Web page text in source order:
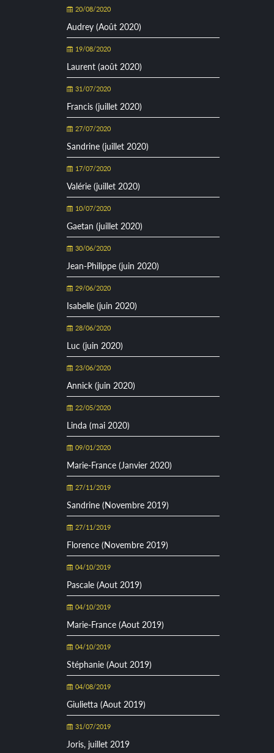
20/08/2020
Audrey (Août 2020)
19/08/2020
Laurent (août 2020)
31/07/2020
Francis (juillet 2020)
27/07/2020
Sandrine (juillet 2020)
17/07/2020
Valérie (juillet 2020)
10/07/2020
Gaetan (juillet 2020)
30/06/2020
Jean-Philippe (juin 2020)
29/06/2020
Isabelle (juin 2020)
28/06/2020
Luc (juin 2020)
23/06/2020
Annick (juin 2020)
22/05/2020
Linda (mai 2020)
09/01/2020
Marie-France (Janvier 2020)
27/11/2019
Sandrine (Novembre 2019)
27/11/2019
Florence (Novembre 2019)
04/10/2019
Pascale (Aout 2019)
04/10/2019
Marie-France (Aout 2019)
04/10/2019
Stéphanie (Aout 2019)
04/08/2019
Giulietta (Aout 2019)
31/07/2019
Joris, juillet 2019